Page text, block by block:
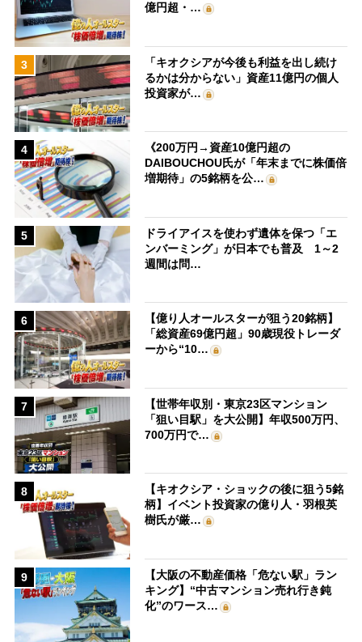
億円超・…
3
「キオクシアが今後も利益を出し続け
るかは分からない」資産11億円の個人
投資家が…
4
《200万円→資産10億円超の
DAIBOUCHOU氏が「年末までに株価倍
増期待」の5銘柄を公…
5
ドライアイスを使わず遺体を保つ「エ
ンバーミング」が日本でも普及 1～2
週間は問…
6
【億り人オールスターが狙う20銘柄】
「総資産69億円超」90歳現役トレーダ
ーから“10…
7
【世帯年収別・東京23区マンション
「狙い目駅」を大公開】年収500万円、
700万円で…
8
【キオクシア・ショックの後に狙う5銘
柄】イベント投資家の億り人・羽根英
樹氏が厳…
9
【大阪の不動産価格「危ない駅」ラン
キング】“中古マンション売れ行き鈍
化”のワース…